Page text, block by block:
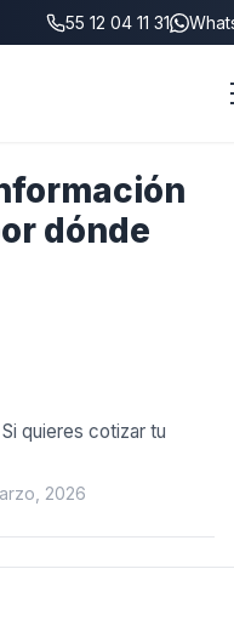
55 12 04 11 31
dónde
quieres cotizar tu
2026